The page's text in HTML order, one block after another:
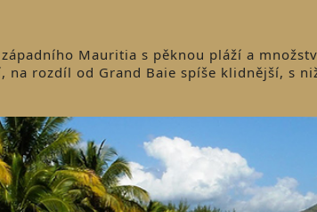
Mauritia s pěknou pláží a
na rozdíl od Grand Baie spíše klidnější, s